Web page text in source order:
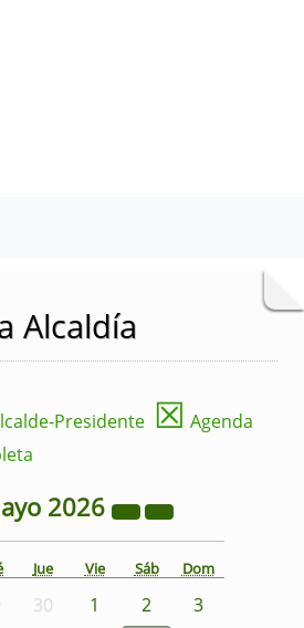
Alcaldía
Presidente ☒ Agenda
2026
Jue Vie Sáb Dom
30 1 2
3